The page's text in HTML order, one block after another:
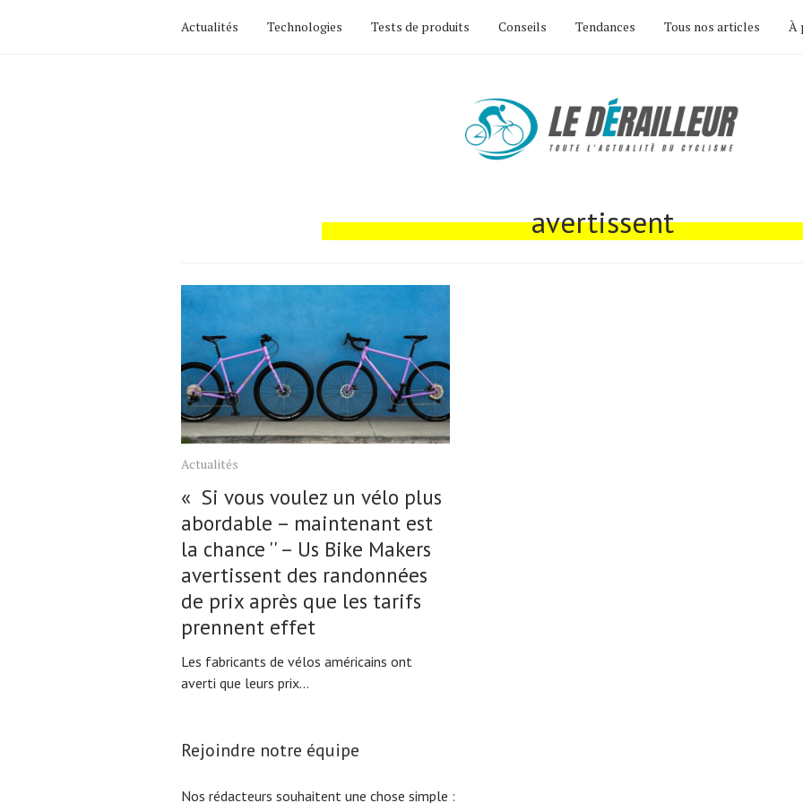
Actualités Technologies Tests de produits Conseils Tendances Tous nos articles À
avertissent
Actualités
« Si vous voulez un vélo plus
abordable – maintenant est
la chance '' – Us Bike Makers
avertissent des randonnées
de prix après que les tarifs
prennent effet
Les fabricants de vélos américains ont
averti que leurs prix...
Rejoindre notre équipe
Nos rédacteurs souhaitent une chose simple :